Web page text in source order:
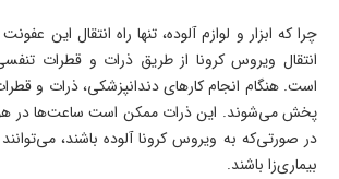
چرا که ابزار و لوازم آلوده، تنها راه انتقال این
انتقال ویروس کرونا از طریق ذرات و قطرات
است. هنگام انجام کارهای دندانپزشکی، ذرات و
پخش می‌شوند. این ذرات ممکن است ساعت‌ها در هوا
در صورتی‌که به ویروس کرونا آلوده باشند،
بیماری‌زا باشند.